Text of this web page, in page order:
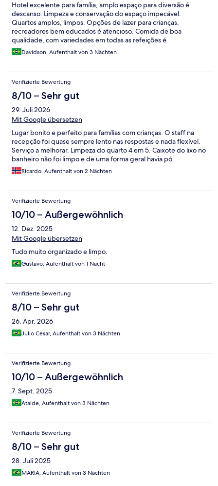
Hotel excelente para família, amplo espaço para diversão é
descanso. Limpeza e conservação do espaço impecável.
Quartos amplos, limpos. Opções de lazer para crianças,
recreadores bem educados é atencioso. Comida de boa
qualidade, com variedades em todas as refeições é
principalmente na temperatura correta. Atendentes do Hotel
do modo geral, bem educados, simpáticos é conhecimento do
dos pedidos feitos. O Hotel ainda trabalha no método papel
para anotar os pedidos, trocar por um sistema automatizado
melhoraria muito.
Davidson, Aufenthalt von 3 Nächten
Verifizierte Bewertung
8/10 – Sehr gut
29. Juli 2026
Mit Google übersetzen
Lugar bonito e perfeito para famílias com crianças. O staff na
recepção foi quase sempre lento nas respostas e nada flexível.
Serviço a melhorar. Limpeza do quarto 4 em 5. Caixote do lixo no
banheiro não foi limpo e de uma forma geral havia pó.
Ricardo, Aufenthalt von 2 Nächten
Verifizierte Bewertung
10/10 – Außergewöhnlich
12. Dez. 2025
Mit Google übersetzen
Tudo muito organizado e limpo.
Gustavo, Aufenthalt von 1 Nacht
Verifizierte Bewertung
8/10 – Sehr gut
26. Apr. 2026
Julio Cesar, Aufenthalt von 3 Nächten
Verifizierte Bewertung
10/10 – Außergewöhnlich
7. Sept. 2025
Ataide, Aufenthalt von 3 Nächten
Verifizierte Bewertung
8/10 – Sehr gut
28. Juli 2025
MARIA, Aufenthalt von 3 Nächten